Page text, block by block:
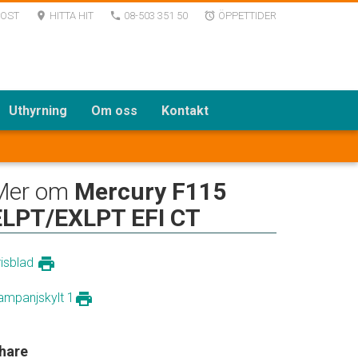
room HITTA HIT local_phone 08-503 351 50 alarm ÖPPETTIDER
Uthyrning Om oss Kontakt
om Mercury F115
EXLPT EFI CT
print
1 print